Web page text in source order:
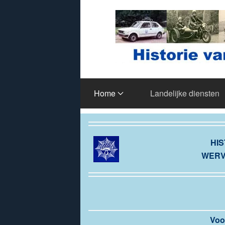
Home Landelijke diensten